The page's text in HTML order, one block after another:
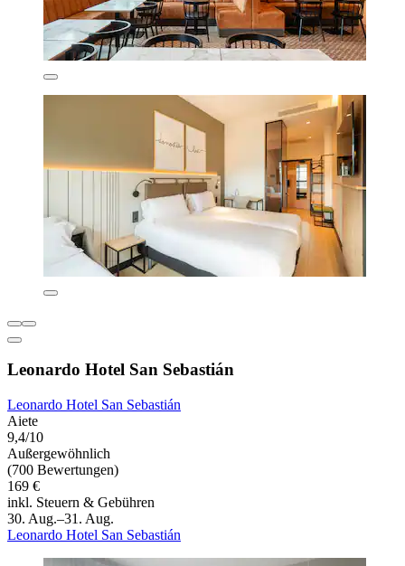
Leonardo Hotel San Sebastián
Leonardo Hotel San Sebastián
Aiete
9,4/10
Außergewöhnlich
(700 Bewertungen)
169 €
inkl. Steuern & Gebühren
30. Aug.–31. Aug.
Leonardo Hotel San Sebastián